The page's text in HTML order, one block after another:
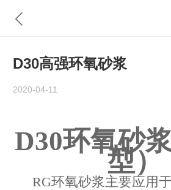
D30高强环氧砂浆
2020-04-11
D30环氧砂
型）
RG环氧砂浆主要应用